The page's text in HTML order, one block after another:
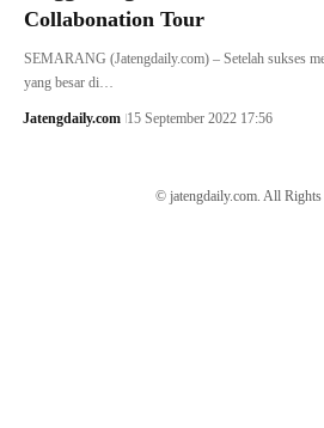
Collabonation Tour
SEMARANG (Jatengdaily.com) – Setelah sukses
yang besar di…
Jatengdaily.com 15 September 2022 17:56
© jatengdaily.com. All Rights